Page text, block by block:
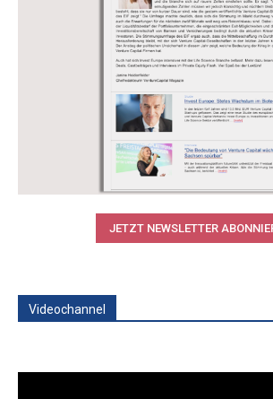
JETZT NEWSLETTER
Videochannel